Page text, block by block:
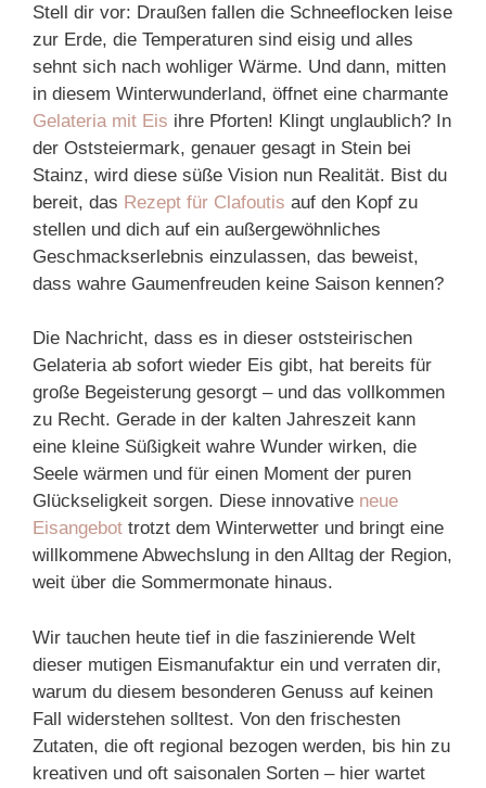
Stell dir vor: Draußen fallen die Schneeflocken leise
zur Erde, die Temperaturen sind eisig und alles
sehnt sich nach wohliger Wärme. Und dann, mitten
in diesem Winterwunderland, öffnet eine charmante
Gelateria mit Eis ihre Pforten! Klingt unglaublich? In
der Oststeiermark, genauer gesagt in Stein bei
Stainz, wird diese süße Vision nun Realität. Bist du
bereit, das Rezept für Clafoutis auf den Kopf zu
stellen und dich auf ein außergewöhnliches
Geschmackserlebnis einzulassen, das beweist,
dass wahre Gaumenfreuden keine Saison kennen?
Die Nachricht, dass es in dieser oststeirischen
Gelateria ab sofort wieder Eis gibt, hat bereits für
große Begeisterung gesorgt – und das vollkommen
zu Recht. Gerade in der kalten Jahreszeit kann
eine kleine Süßigkeit wahre Wunder wirken, die
Seele wärmen und für einen Moment der puren
Glückseligkeit sorgen. Diese innovative neue
Eisangebot trotzt dem Winterwetter und bringt eine
willkommene Abwechslung in den Alltag der Region,
weit über die Sommermonate hinaus.
Wir tauchen heute tief in die faszinierende Welt
dieser mutigen Eismanufaktur ein und verraten dir,
warum du diesem besonderen Genuss auf keinen
Fall widerstehen solltest. Von den frischesten
Zutaten, die oft regional bezogen werden, bis hin zu
kreativen und oft saisonalen Sorten – hier wartet